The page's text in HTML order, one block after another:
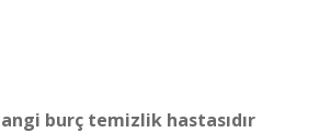
burç temizlik hastasıdır